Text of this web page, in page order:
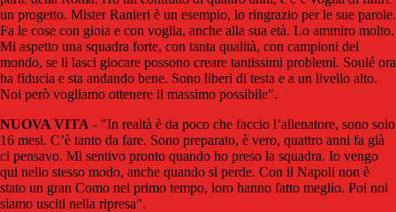
un progetto. Mister Ranieri è un esempio, lo ringrazio per le sue parole.
Fa le cose con gioia e con voglia, anche alla sua età. Lo ammiro molto.
Mi aspetto una squadra forte, con tanta qualità, con campioni del
mondo, se li lasci giocare possono creare tantissimi problemi. Soulé ora
ha fiducia e sta andando bene. Sono liberi di testa e a un livello alto.
Noi però vogliamo ottenere il massimo possibile".
NUOVA VITA - "In realtà è da poco che faccio l’allenatore, sono solo
16 mesi. C’è tanto da fare. Sono preparato, è vero, quattro anni fa già
ci pensavo. Mi sentivo pronto quando ho preso la squadra. Io vengo
qui nello stesso modo, anche quando si perde. Con il Napoli non è
stato un gran Como nel primo tempo, loro hanno fatto meglio. Poi noi
siamo usciti nella ripresa".